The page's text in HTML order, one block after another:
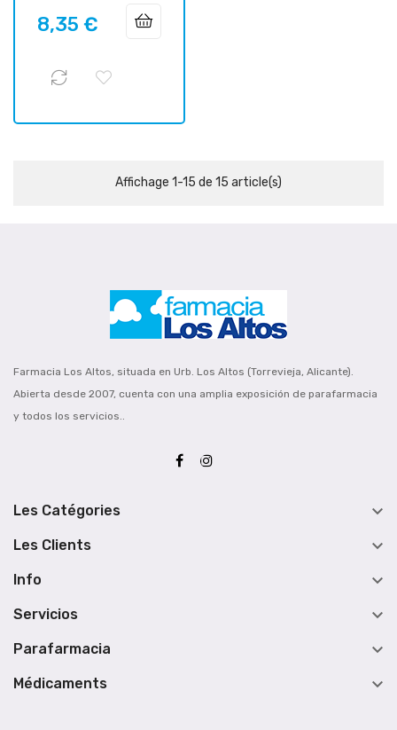
Prix
8,35 €
Affichage 1-15 de 15 article(s)
Farmacia Los Altos, situada en Urb. Los Altos (Torrevieja, Alicante).
Abierta desde 2007, cuenta con una amplia exposición de parafarmacia
y todos los servicios..
Les Catégories 
Les Clients 
Info 
Servicios 
Parafarmacia 
Médicaments 